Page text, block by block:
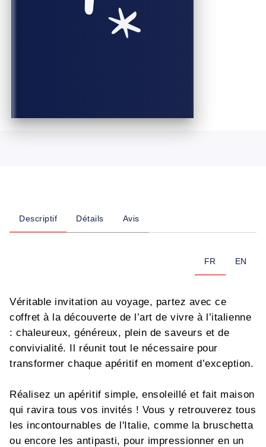
Descriptif Détails Avis
FR EN
Véritable invitation au voyage, partez avec ce
coffret à la découverte de l’art de vivre à l’italienne
: chaleureux, généreux, plein de saveurs et de
convivialité. Il réunit tout le nécessaire pour
transformer chaque apéritif en moment d’exception.
Réalisez un apéritif simple, ensoleillé et fait maison
qui ravira tous vos invités ! Vous y retrouverez tous
les incontournables de l'Italie, comme la bruschetta
ou encore les antipasti, pour impressionner en un